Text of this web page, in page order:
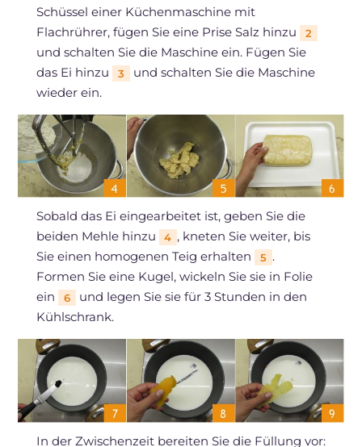
Schüssel einer Küchenmaschine mit
Flachrührer, fügen Sie eine Prise Salz hinzu
2
und schalten Sie die Maschine ein. Fügen Sie
das Ei hinzu
3
und schalten Sie die Maschine
wieder ein.
Sobald das Ei eingearbeitet ist, geben Sie die
beiden Mehle hinzu
4 , kneten Sie weiter, bis
Sie einen homogenen Teig erhalten
5 .
Formen Sie eine Kugel, wickeln Sie sie in Folie
ein
6
und legen Sie sie für 3 Stunden in den
Kühlschrank.
In der Zwischenzeit bereiten Sie die Füllung vor: